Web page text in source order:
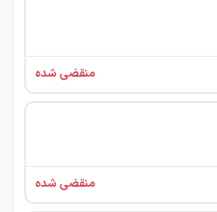
منقضی شده
منقضی شده